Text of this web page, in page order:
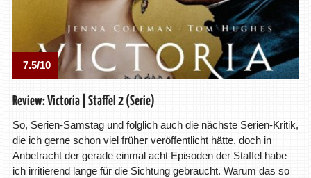
7.5/10
Review: Victoria | Staffel 2 (Serie)
So, Serien-Samstag und folglich auch die nächste Serien-Kritik,
die ich gerne schon viel früher veröffentlicht hätte, doch in
Anbetracht der gerade einmal acht Episoden der Staffel habe
ich irritierend lange für die Sichtung gebraucht. Warum das so